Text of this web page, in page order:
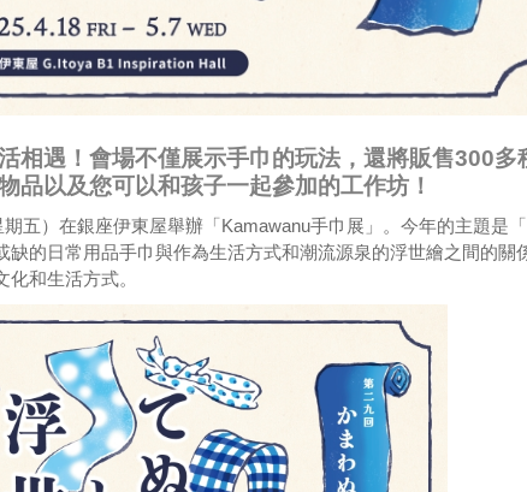
相遇！會場不僅展示手巾的玩法，還將販售300多
品以及您可以和孩子一起參加的工作坊！
五）在銀座伊東屋舉辦「Kamawanu手巾展」。今年的主題是
的日常用品手巾與作為生活方式和潮流源泉的浮世繪之間的關
和生活方式。